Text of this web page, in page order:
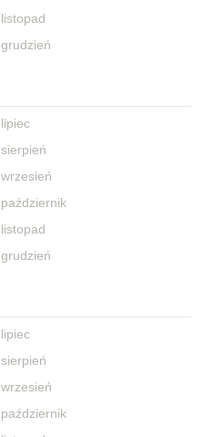
listopad
grudzień
lipiec
sierpień
wrzesień
październik
listopad
grudzień
lipiec
sierpień
wrzesień
październik